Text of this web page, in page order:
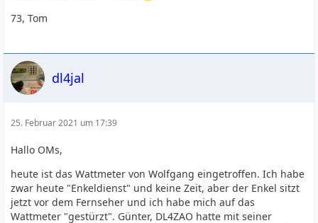
73, Tom
dl4jal
25. Februar 2021 um 17:39
Hallo OMs,
heute ist das Wattmeter von Wolfgang eingetroffen. Ich habe
zwar heute "Enkeldienst" und keine Zeit, aber der Enkel sitzt
jetzt vor dem Fernseher und ich habe mich auf das
Wattmeter "gestürzt". Günter, DL4ZAO hatte mit seiner